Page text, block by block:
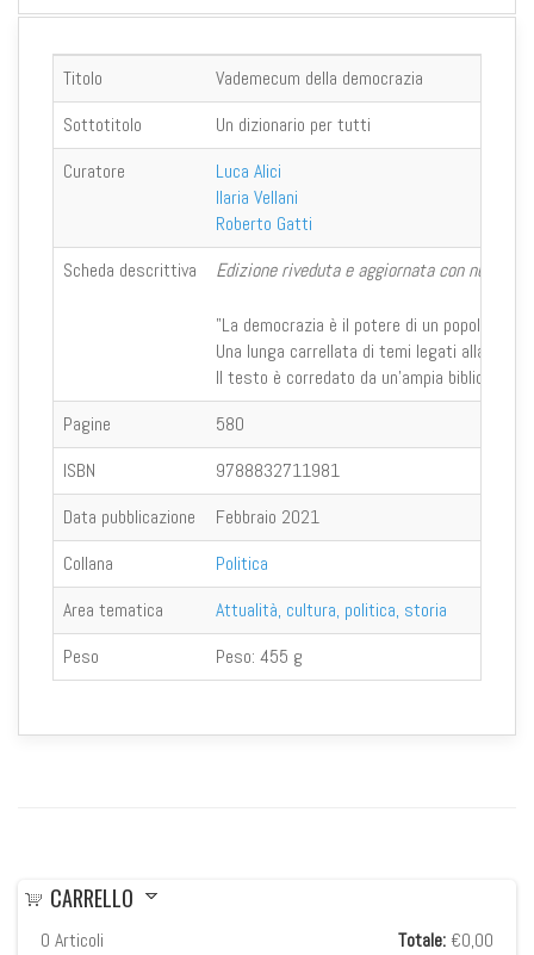
Titolo
Vademecum della democrazia
Sottotitolo
Un dizionario per tutti
Curatore
Luca Alici
Ilaria Vellani
Roberto Gatti
Scheda descrittiva
Edizione riveduta e aggiornata con nuovi
"La democrazia è il potere di un popolo
Una lunga carrellata di temi legati alla
Il testo è corredato da un'ampia
Pagine
580
ISBN
9788832711981
Data pubblicazione
Febbraio 2021
Collana
Politica
Area tematica
Attualità, cultura, politica, storia
Peso
Peso: 455 g
CARRELLO
0 Articoli Totale: €0,00